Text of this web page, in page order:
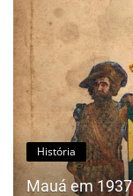
História
Mauá em